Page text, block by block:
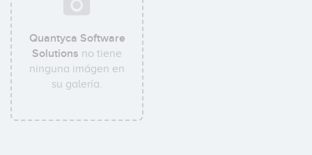
Quantyca Software
Solutions no tiene
ninguna imágen en
su galería.